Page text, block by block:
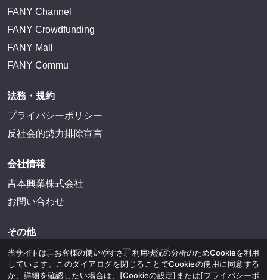
FANY Channel
FANY Crowdfunding
FANY Mall
FANY Commu
法務・規約
プライバシーポリシー
反社会的勢力排除宣言
会社情報
吉本興業株式会社
お問い合わせ
その他
よしもとニュースセンターアーカイブ
当サイトは、お客様の使いやすさ、利用状況の分析のためCookieを利用
しています。このダイアログを閉じることでCookieの使用に同意する
か、詳細を確認したい場合は、 [Cookieの設定] または[プライバシーポ